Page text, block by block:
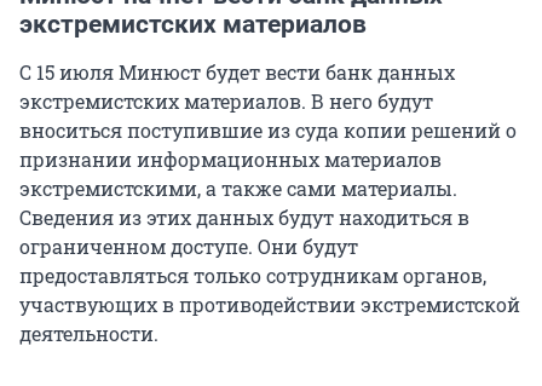
экстремистских материалов
С 15 июля Минюст будет вести банк данных
экстремистских материалов. В него будут
вноситься поступившие из суда копии решений о
признании информационных материалов
экстремистскими, а также сами материалы.
Сведения из этих данных будут находиться в
ограниченном доступе. Они будут
предоставляться только сотрудникам органов,
участвующих в противодействии экстремистской
деятельности.